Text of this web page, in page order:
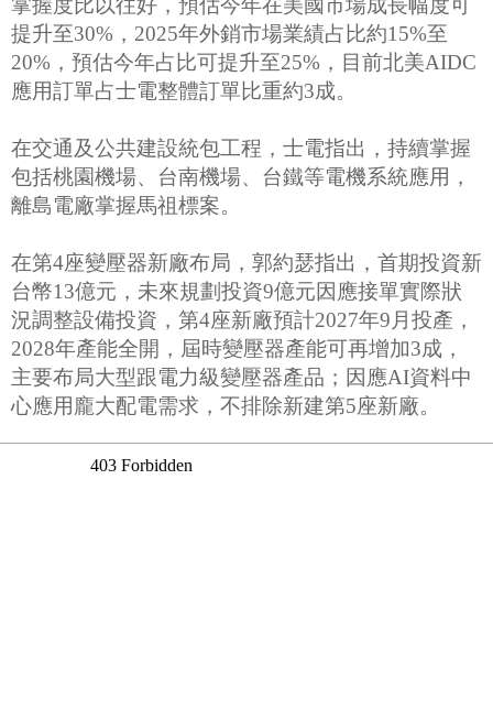
掌握度比以往好，預估今年在美國市場成長幅度可
提升至30%，2025年外銷市場業績占比約15%至
20%，預估今年占比可提升至25%，目前北美AIDC
應用訂單占士電整體訂單比重約3成。
在交通及公共建設統包工程，士電指出，持續掌握
包括桃園機場、台南機場、台鐵等電機系統應用，
離島電廠掌握馬祖標案。
在第4座變壓器新廠布局，郭約瑟指出，首期投資新
台幣13億元，未來規劃投資9億元因應接單實際狀
況調整設備投資，第4座新廠預計2027年9月投產，
2028年產能全開，屆時變壓器產能可再增加3成，
主要布局大型跟電力級變壓器產品；因應AI資料中
心應用龐大配電需求，不排除新建第5座新廠。